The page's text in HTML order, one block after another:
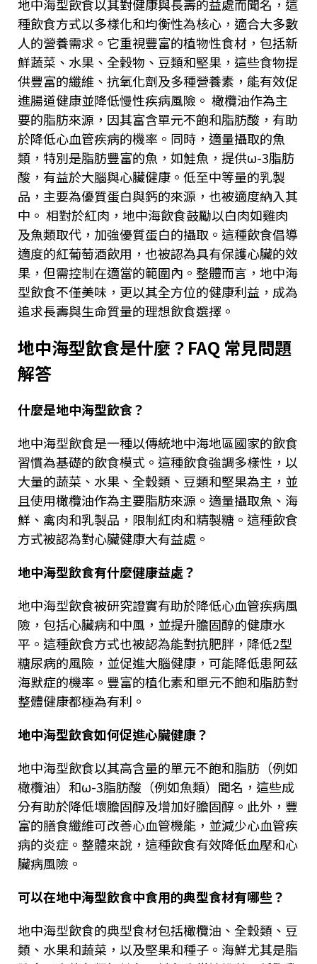
地中海型飲食以其對健康與長壽的益處而聞名，這
種飲食方式以多樣化和均衡性為核心，適合大多數
人的營養需求。它重視豐富的植物性食材，包括新
鮮蔬菜、水果、全穀物、豆類和堅果，這些食物提
供豐富的纖維、抗氧化劑及多種營養素，能有效促
進腸道健康並降低慢性疾病風險。 橄欖油作為主
要的脂肪來源，因其富含單元不飽和脂肪酸，有助
於降低心血管疾病的機率。同時，適量攝取的魚
類，特別是脂肪豐富的魚，如鮭魚，提供ω-3脂肪
酸，有益於大腦與心臟健康。低至中等量的乳製
品，主要為優質蛋白與鈣的來源，也被適度納入其
中。 相對於紅肉，地中海飲食鼓勵以白肉如雞肉
及魚類取代，加強優質蛋白的攝取。這種飲食倡導
適度的紅葡萄酒飲用，也被認為具有保護心臟的效
果，但需控制在適當的範圍內。整體而言，地中海
型飲食不僅美味，更以其全方位的健康利益，成為
追求長壽與生命質量的理想飲食選擇。
地中海型飲食是什麼？ FAQ 常見問題
解答
什麼是地中海型飲食？
地中海型飲食是一種以傳統地中海地區國家的飲食
習慣為基礎的飲食模式。這種飲食強調多樣性，以
大量的蔬菜、水果、全穀類、豆類和堅果為主，並
且使用橄欖油作為主要脂肪來源。適量攝取魚、海
鮮、禽肉和乳製品，限制紅肉和精製糖。這種飲食
方式被認為對心臟健康大有益處。
地中海型飲食有什麼健康益處？
地中海型飲食被研究證實有助於降低心血管疾病風
險，包括心臟病和中風，並提升膽固醇的健康水
平。這種飲食方式也被認為能對抗肥胖，降低2型
糖尿病的風險，並促進大腦健康，可能降低患阿茲
海默症的機率。豐富的植化素和單元不飽和脂肪對
整體健康都極為有利。
地中海型飲食如何促進心臟健康？
地中海型飲食以其高含量的單元不飽和脂肪（例如
橄欖油）和ω-3脂肪酸（例如魚類）聞名，這些成
分有助於降低壞膽固醇及增加好膽固醇。此外，豐
富的膳食纖維可改善心血管機能，並減少心血管疾
病的炎症。整體來說，這種飲食有效降低血壓和心
臟病風險。
可以在地中海型飲食中食用的典型食材有哪些？
地中海型飲食的典型食材包括橄欖油、全穀類、豆
類、水果和蔬菜，以及堅果和種子。海鮮尤其是脂